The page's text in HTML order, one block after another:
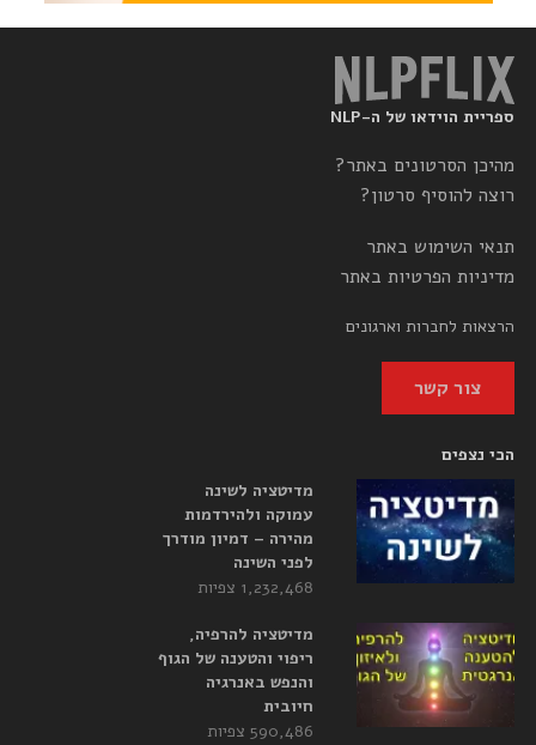
ספריית הוידאו של ה-NLP
מהיכן הסרטונים באתר?
רוצה להוסיף סרטון?
תנאי השימוש באתר
מדיניות הפרטיות באתר
הרצאות לחברות וארגונים
צור קשר
הכי נצפים
מדיטציה לשינה
עמוקה ולהירדמות
מהירה – דמיון מודרך
לפני השינה
1,232,468 צפיות
מדיטציה להרפיה,
ריפוי והטענה של הגוף
והנפש באנרגיה
חיובית
590,486 צפיות